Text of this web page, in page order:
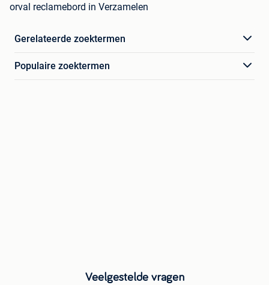
orval reclamebord in Verzamelen
Gerelateerde zoektermen
Populaire zoektermen
Veelgestelde vragen